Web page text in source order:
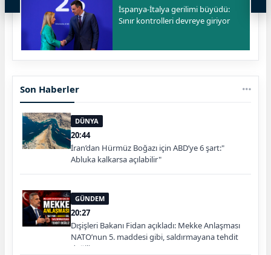
İspanya-İtalya gerilimi büyüdü:
Sınır kontrolleri devreye giriyor
Son Haberler
DÜNYA
20:44
İran’dan Hürmüz Boğazı için ABD’ye 6 şart:"
Abluka kalkarsa açılabilir"
GÜNDEM
20:27
Dışişleri Bakanı Fidan açıkladı: Mekke Anlaşması
NATO’nun 5. maddesi gibi, saldırmayana tehdit
değiliz